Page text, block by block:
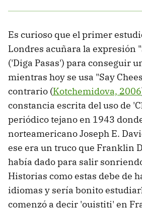
Es curioso que el primer
Londres acuñara la expresión
('Diga Pasas') para conseguir
mientras hoy se usa "Say
contrario (Kotchemidova, 2006
constancia escrita del uso de
periódico tejano en 1943
norteamericano Joseph E.
ese era un truco que Franklin
había dado para salir
Historias como estas debe de
idiomas y sería bonito
comenzó a decir 'ouistiti' en